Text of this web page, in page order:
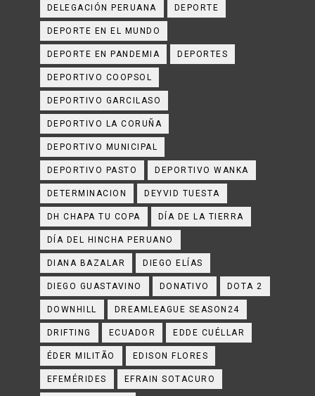
DELEGACIÓN PERUANA DEPORTE
DEPORTE EN EL MUNDO
DEPORTE EN PANDEMIA DEPORTES
DEPORTIVO COOPSOL
DEPORTIVO GARCILASO
DEPORTIVO LA CORUÑA
DEPORTIVO MUNICIPAL
DEPORTIVO PASTO DEPORTIVO WANKA
DETERMINACION DEYVID TUESTA
DH CHAPA TU COPA DÍA DE LA TIERRA
DÍA DEL HINCHA PERUANO
DIANA BAZALAR DIEGO ELÍAS
DIEGO GUASTAVINO DONATIVO DOTA 2
DOWNHILL DREAMLEAGUE SEASON24
DRIFTING ECUADOR EDDE CUÉLLAR
ÉDER MILITÃO EDISON FLORES
EFEMÉRIDES EFRAIN SOTACURO